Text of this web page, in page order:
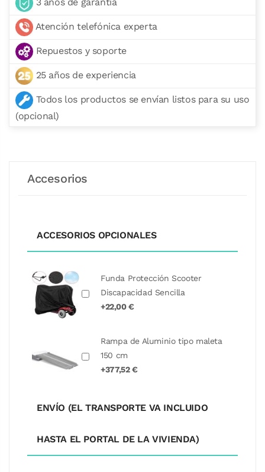
Atención telefónica experta
Repuestos y soporte
25 años de experiencia
Todos los productos se envían listos para su uso
(opcional)
Accesorios
ACCESORIOS OPCIONALES
Funda Protección Scooter
Discapacidad Sencilla
+22,00 €
Rampa de Aluminio tipo maleta
150 cm
+377,52 €
ENVÍO (EL TRANSPORTE VA INCLUIDO
HASTA EL PORTAL DE LA VIVIENDA)